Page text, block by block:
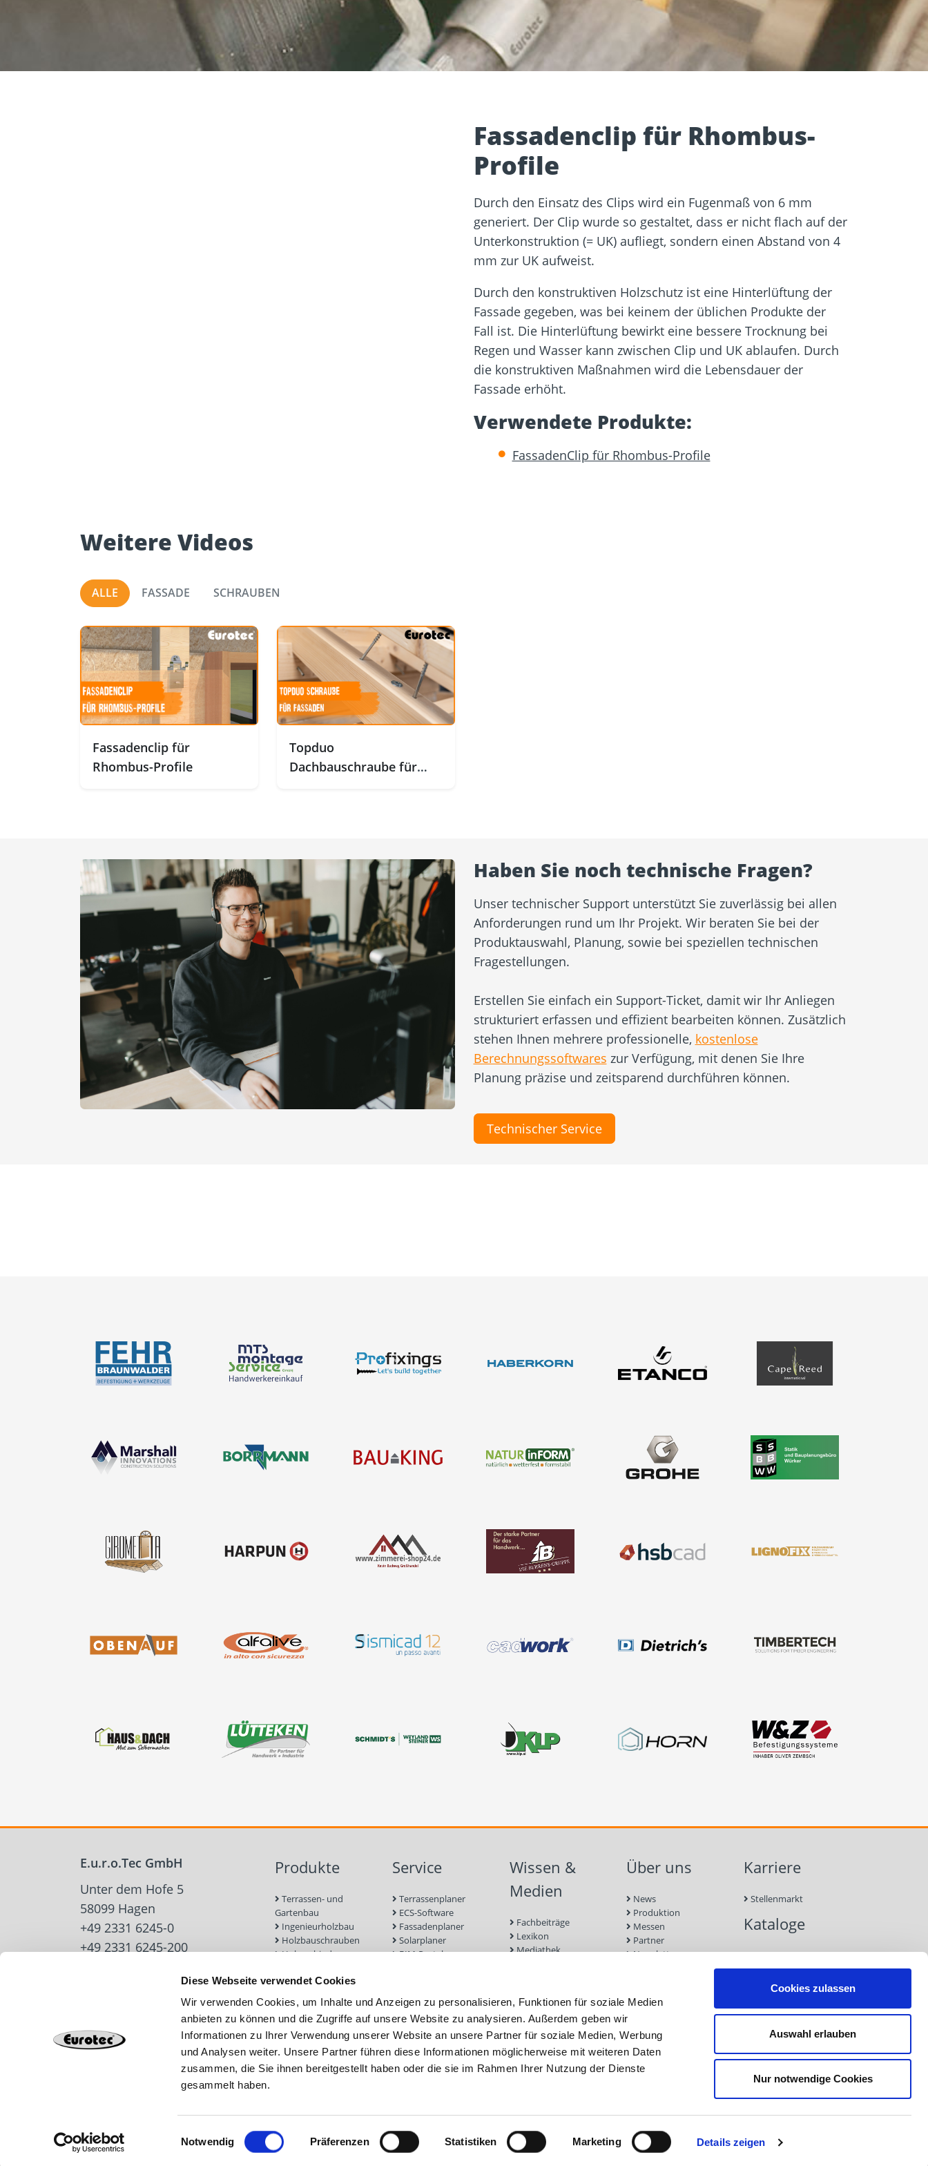
Diese Webseite verwendet Cookies
Wir verwenden Cookies, um Inhalte und Anzeigen zu personalisieren, Funktionen für soziale Medien
anbieten zu können und die Zugriffe auf unsere Website zu analysieren. Außerdem geben wir
Informationen zu Ihrer Verwendung unserer Website an unsere Partner für soziale Medien, Werbung
und Analysen weiter. Unsere Partner führen diese Informationen möglicherweise mit weiteren Daten
zusammen, die Sie ihnen bereitgestellt haben oder die sie im Rahmen Ihrer Nutzung der Dienste
gesammelt haben.
Einwilligungsauswahl
Notwendig Präferenzen Statistiken Marketing Details zeigen
Cookies zulassen
Auswahl erlauben
Nur notwendige Cookies
Mauerwerk
Fassadenclip für Rhombus-
Profile
Durch den Einsatz des Clips wird ein Fugenmaß von 6 mm
generiert. Der Clip wurde so gestaltet, dass er nicht flach auf der
Unterkonstruktion (= UK) aufliegt, sondern einen Abstand von 4
mm zur UK aufweist.
Durch den konstruktiven Holzschutz ist eine Hinterlüftung der
Fassade gegeben, was bei keinem der üblichen Produkte der
Fall ist. Die Hinterlüftung bewirkt eine bessere Trocknung bei
Regen und Wasser kann zwischen Clip und UK ablaufen. Durch
die konstruktiven Maßnahmen wird die Lebensdauer der
Fassade erhöht.
Verwendete Produkte:
FassadenClip für Rhombus-Profile
Weitere Videos
ALLE FASSADE SCHRAUBEN
Fassadenclip für
Rhombus-Profile
Topduo
Dachbauschraube für
Haben Sie noch technische Fragen?
Unser technischer Support unterstützt Sie zuverlässig bei allen
Anforderungen rund um Ihr Projekt. Wir beraten Sie bei der
Produktauswahl, Planung, sowie bei speziellen technischen
Fragestellungen.
Erstellen Sie einfach ein Support-Ticket, damit wir Ihr Anliegen
strukturiert erfassen und effizient bearbeiten können. Zusätzlich
stehen Ihnen mehrere professionelle, kostenlose
Berechnungssoftwares zur Verfügung, mit denen Sie Ihre
Planung präzise und zeitsparend durchführen können.
Technischer Service
E.u.r.o.Tec GmbH
Unter dem Hofe 5
58099 Hagen
+49 2331 6245-0
+49 2331 6245-200
Produkte
Terrassen- und
Gartenbau
Ingenieurholzbau
Holzbauschrauben
Holzverbinder
Werkzeuge und
Zubehör
Beton- und Mauerwerk
Dach und Fassade
Solarbefestigung
Schraubfundamente
Service
Terrassenplaner
ECS-Software
Fassadenplaner
Solarplaner
BIM-Portal
Schraubenfinder
Wissen &
Medien
Fachbeiträge
Lexikon
Mediathek
Über uns
News
Produktion
Messen
Partner
Newsletter
Karriere
Stellenmarkt
Kataloge